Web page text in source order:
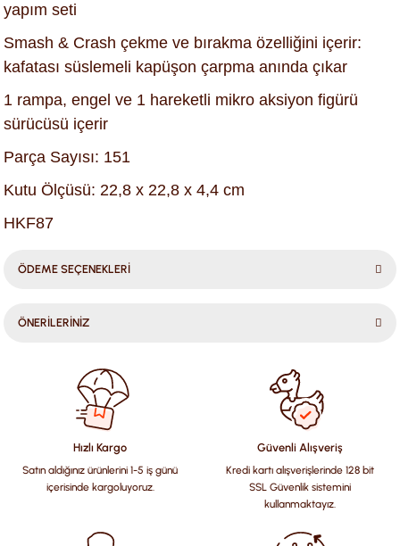
yapım seti​
Smash & Crash çekme ve bırakma özelliğini içerir:
kafatası süslemeli kapüşon çarpma anında çıkar
​1 rampa, engel ve 1 hareketli mikro aksiyon figürü
sürücüsü içerir
Parça Sayısı: 151
Kutu Ölçüsü: 22,8 x 22,8 x 4,4 cm
HKF87
ÖDEME SEÇENEKLERİ
ÖNERİLERİNİZ
konularda yetersiz gördüğünüz noktaları öneri formunu
kullanarak tarafımıza iletebilirsiniz.
Görüş ve önerileriniz için teşekkür ederiz.
Ürün resmi kalitesiz, bozuk veya görüntülenemiyor.
Ürün açıklamasında eksik bilgiler bulunuyor.
Ürün bilgilerinde hatalar bulunuyor.
Hızlı Kargo
Satın aldığınız ürünlerini 1-5 iş günü
içerisinde kargoluyoruz.
Güvenli Alışveriş
Kredi kartı alışverişlerinde 128 bit
SSL Güvenlik sistemini
kullanmaktayız.